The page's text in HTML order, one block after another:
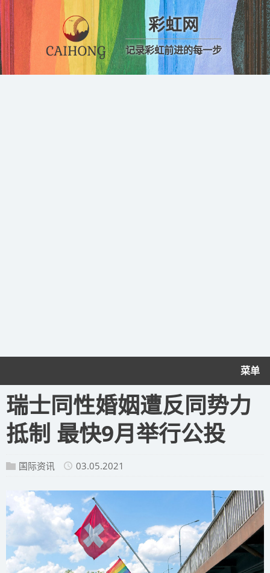
彩虹网
记录彩虹前进的每一步
菜单
瑞士同性婚姻遭反同势力
抵制 最快9月举行公投
国际资讯 03.05.2021